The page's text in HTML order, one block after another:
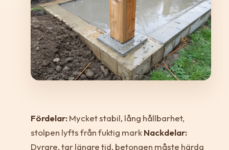
Fördelar:Mycket stabil, lång hållbarhet,
stolpen lyfts från fuktig markNackdelar:
Dyrare, tar längre tid, betongen måste härda